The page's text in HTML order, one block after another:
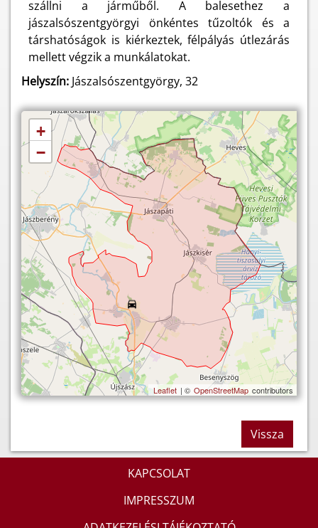
szállni a járműből. A balesethez a
jászalsószentgyörgyi önkéntes tűzoltók és a
társhatóságok is kiérkeztek, félpályás útlezárás
mellett végzik a munkálatokat.
Helyszín: Jászalsószentgyörgy, 32
+
−
Leaflet | © OpenStreetMap contributors
Vissza
KAPCSOLAT
IMPRESSZUM